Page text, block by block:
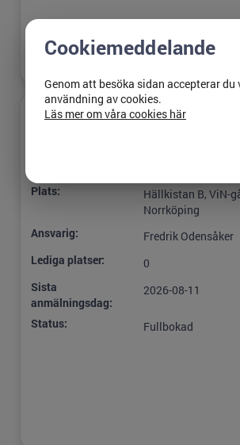
Titel:
Plats:
Hällkistan B, ViN-
Norrköping
Ansvarig:
Fredrik Odensåker
Lediga platser:
0
Sista
anmälningsdag:
2026-08-11
Status: Fullbokad
Cookiemeddelande
Genom att besöka sidan accepterar du
användning av cookies.
Läs mer om våra cookies här